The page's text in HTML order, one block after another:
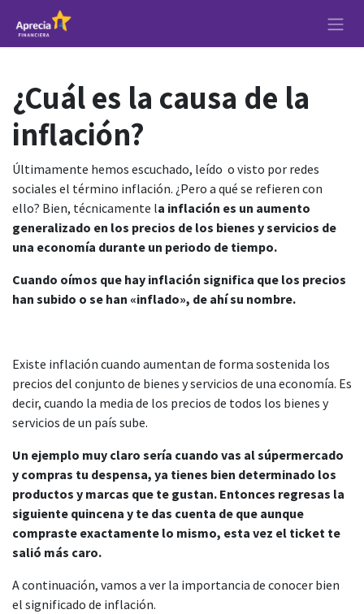
Ir al contenido
¿Cuál es la causa de la
inflación?
Últimamente hemos escuchado, leído o visto por redes
sociales el término inflación. ¿Pero a qué se refieren con
ello? Bien, técnicamente la inflación es un aumento
generalizado en los precios de los bienes y servicios de
una economía durante un periodo de tiempo.
Cuando oímos que hay inflación significa que los precios
han subido o se han «inflado», de ahí su nombre.
Existe inflación cuando aumentan de forma sostenida los
precios del conjunto de bienes y servicios de una economía. Es
decir, cuando la media de los precios de todos los bienes y
servicios de un país sube.
Un ejemplo muy claro sería cuando vas al súpermercado
y compras tu despensa, ya tienes bien determinado los
productos y marcas que te gustan. Entonces regresas la
siguiente quincena y te das cuenta de que aunque
compraste exactamente lo mismo, esta vez el ticket te
salió más caro.
A continuación, vamos a ver la importancia de conocer bien
el significado de inflación.